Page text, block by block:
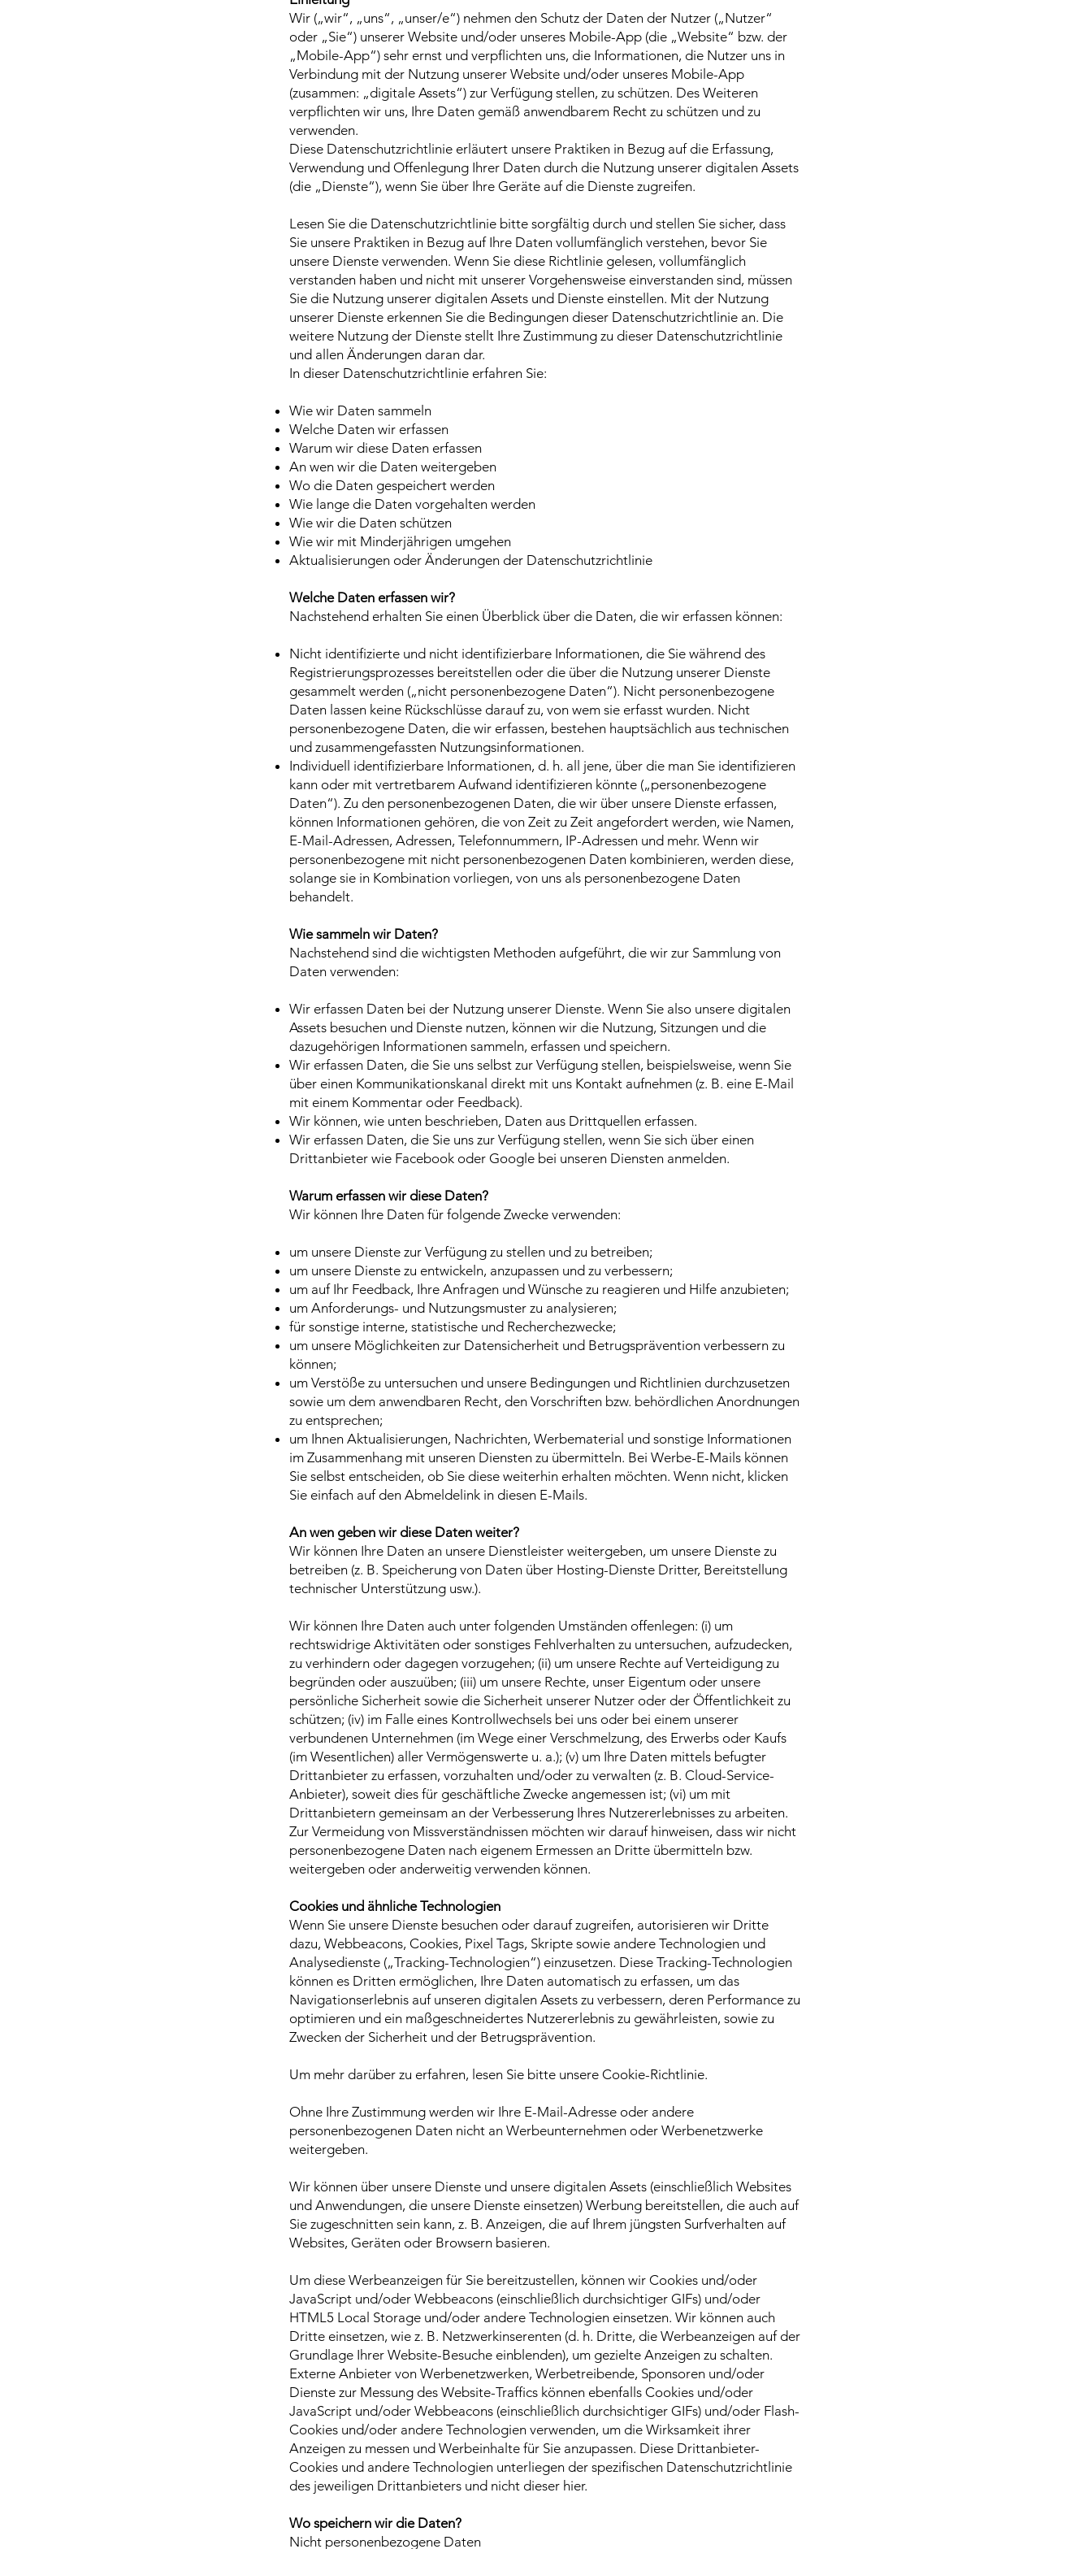
Wir („wir“, „uns“, „unser/e“) nehmen den Schutz der Daten der Nutzer („Nutzer“
oder „Sie“) unserer Website und/oder unseres Mobile-App (die „Website“ bzw. der
„Mobile-App“) sehr ernst und verpflichten uns, die Informationen, die Nutzer uns in
Verbindung mit der Nutzung unserer Website und/oder unseres Mobile-App
(zusammen: „digitale Assets“) zur Verfügung stellen, zu schützen. Des Weiteren
verpflichten wir uns, Ihre Daten gemäß anwendbarem Recht zu schützen und zu
verwenden.
Diese Datenschutzrichtlinie erläutert unsere Praktiken in Bezug auf die Erfassung,
Verwendung und Offenlegung Ihrer Daten durch die Nutzung unserer digitalen Assets
(die „Dienste“), wenn Sie über Ihre Geräte auf die Dienste zugreifen.
Lesen Sie die Datenschutzrichtlinie bitte sorgfältig durch und stellen Sie sicher, dass
Sie unsere Praktiken in Bezug auf Ihre Daten vollumfänglich verstehen, bevor Sie
unsere Dienste verwenden. Wenn Sie diese Richtlinie gelesen, vollumfänglich
verstanden haben und nicht mit unserer Vorgehensweise einverstanden sind, müssen
Sie die Nutzung unserer digitalen Assets und Dienste einstellen. Mit der Nutzung
unserer Dienste erkennen Sie die Bedingungen dieser Datenschutzrichtlinie an. Die
weitere Nutzung der Dienste stellt Ihre Zustimmung zu dieser Datenschutzrichtlinie
und allen Änderungen daran dar.
In dieser Datenschutzrichtlinie erfahren Sie:
Wie wir Daten sammeln
Welche Daten wir erfassen
Warum wir diese Daten erfassen
An wen wir die Daten weitergeben
Wo die Daten gespeichert werden
Wie lange die Daten vorgehalten werden
Wie wir die Daten schützen
Wie wir mit Minderjährigen umgehen
Aktualisierungen oder Änderungen der Datenschutzrichtlinie
Welche Daten erfassen wir?
Nachstehend erhalten Sie einen Überblick über die Daten, die wir erfassen können:
Nicht identifizierte und nicht identifizierbare Informationen, die Sie während des
Registrierungsprozesses bereitstellen oder die über die Nutzung unserer Dienste
gesammelt werden („nicht personenbezogene Daten“). Nicht personenbezogene
Daten lassen keine Rückschlüsse darauf zu, von wem sie erfasst wurden. Nicht
personenbezogene Daten, die wir erfassen, bestehen hauptsächlich aus technischen
und zusammengefassten Nutzungsinformationen.
Individuell identifizierbare Informationen, d. h. all jene, über die man Sie identifizieren
kann oder mit vertretbarem Aufwand identifizieren könnte („personenbezogene
Daten“). Zu den personenbezogenen Daten, die wir über unsere Dienste erfassen,
können Informationen gehören, die von Zeit zu Zeit angefordert werden, wie Namen,
E-Mail-Adressen, Adressen, Telefonnummern, IP-Adressen und mehr. Wenn wir
personenbezogene mit nicht personenbezogenen Daten kombinieren, werden diese,
solange sie in Kombination vorliegen, von uns als personenbezogene Daten
behandelt.
Wie sammeln wir Daten?
Nachstehend sind die wichtigsten Methoden aufgeführt, die wir zur Sammlung von
Daten verwenden:
Wir erfassen Daten bei der Nutzung unserer Dienste. Wenn Sie also unsere digitalen
Assets besuchen und Dienste nutzen, können wir die Nutzung, Sitzungen und die
dazugehörigen Informationen sammeln, erfassen und speichern.
Wir erfassen Daten, die Sie uns selbst zur Verfügung stellen, beispielsweise, wenn Sie
über einen Kommunikationskanal direkt mit uns Kontakt aufnehmen (z. B. eine E-Mail
mit einem Kommentar oder Feedback).
Wir können, wie unten beschrieben, Daten aus Drittquellen erfassen.
Wir erfassen Daten, die Sie uns zur Verfügung stellen, wenn Sie sich über einen
Drittanbieter wie Facebook oder Google bei unseren Diensten anmelden.
Warum erfassen wir diese Daten?
Wir können Ihre Daten für folgende Zwecke verwenden:
um unsere Dienste zur Verfügung zu stellen und zu betreiben;
um unsere Dienste zu entwickeln, anzupassen und zu verbessern;
um auf Ihr Feedback, Ihre Anfragen und Wünsche zu reagieren und Hilfe anzubieten;
um Anforderungs- und Nutzungsmuster zu analysieren;
für sonstige interne, statistische und Recherchezwecke;
um unsere Möglichkeiten zur Datensicherheit und Betrugsprävention verbessern zu
können;
um Verstöße zu untersuchen und unsere Bedingungen und Richtlinien durchzusetzen
sowie um dem anwendbaren Recht, den Vorschriften bzw. behördlichen Anordnungen
zu entsprechen;
um Ihnen Aktualisierungen, Nachrichten, Werbematerial und sonstige Informationen
im Zusammenhang mit unseren Diensten zu übermitteln. Bei Werbe-E-Mails können
Sie selbst entscheiden, ob Sie diese weiterhin erhalten möchten. Wenn nicht, klicken
Sie einfach auf den Abmeldelink in diesen E-Mails.
An wen geben wir diese Daten weiter?
Wir können Ihre Daten an unsere Dienstleister weitergeben, um unsere Dienste zu
betreiben (z. B. Speicherung von Daten über Hosting-Dienste Dritter, Bereitstellung
technischer Unterstützung usw.).
Wir können Ihre Daten auch unter folgenden Umständen offenlegen: (i) um
rechtswidrige Aktivitäten oder sonstiges Fehlverhalten zu untersuchen, aufzudecken,
zu verhindern oder dagegen vorzugehen; (ii) um unsere Rechte auf Verteidigung zu
begründen oder auszuüben; (iii) um unsere Rechte, unser Eigentum oder unsere
persönliche Sicherheit sowie die Sicherheit unserer Nutzer oder der Öffentlichkeit zu
schützen; (iv) im Falle eines Kontrollwechsels bei uns oder bei einem unserer
verbundenen Unternehmen (im Wege einer Verschmelzung, des Erwerbs oder Kaufs
(im Wesentlichen) aller Vermögenswerte u. a.); (v) um Ihre Daten mittels befugter
Drittanbieter zu erfassen, vorzuhalten und/oder zu verwalten (z. B. Cloud-Service-
Anbieter), soweit dies für geschäftliche Zwecke angemessen ist; (vi) um mit
Drittanbietern gemeinsam an der Verbesserung Ihres Nutzererlebnisses zu arbeiten.
Zur Vermeidung von Missverständnissen möchten wir darauf hinweisen, dass wir nicht
personenbezogene Daten nach eigenem Ermessen an Dritte übermitteln bzw.
weitergeben oder anderweitig verwenden können.
Cookies und ähnliche Technologien
Wenn Sie unsere Dienste besuchen oder darauf zugreifen, autorisieren wir Dritte
dazu, Webbeacons, Cookies, Pixel Tags, Skripte sowie andere Technologien und
Analysedienste („Tracking-Technologien“) einzusetzen. Diese Tracking-Technologien
können es Dritten ermöglichen, Ihre Daten automatisch zu erfassen, um das
Navigationserlebnis auf unseren digitalen Assets zu verbessern, deren Performance zu
optimieren und ein maßgeschneidertes Nutzererlebnis zu gewährleisten, sowie zu
Zwecken der Sicherheit und der Betrugsprävention.
Um mehr darüber zu erfahren, lesen Sie bitte unsere Cookie-Richtlinie.
Ohne Ihre Zustimmung werden wir Ihre E-Mail-Adresse oder andere
personenbezogenen Daten nicht an Werbeunternehmen oder Werbenetzwerke
weitergeben.
Wir können über unsere Dienste und unsere digitalen Assets (einschließlich Websites
und Anwendungen, die unsere Dienste einsetzen) Werbung bereitstellen, die auch auf
Sie zugeschnitten sein kann, z. B. Anzeigen, die auf Ihrem jüngsten Surfverhalten auf
Websites, Geräten oder Browsern basieren.
Um diese Werbeanzeigen für Sie bereitzustellen, können wir Cookies und/oder
JavaScript und/oder Webbeacons (einschließlich durchsichtiger GIFs) und/oder
HTML5 Local Storage und/oder andere Technologien einsetzen. Wir können auch
Dritte einsetzen, wie z. B. Netzwerkinserenten (d. h. Dritte, die Werbeanzeigen auf der
Grundlage Ihrer Website-Besuche einblenden), um gezielte Anzeigen zu schalten.
Externe Anbieter von Werbenetzwerken, Werbetreibende, Sponsoren und/oder
Dienste zur Messung des Website-Traffics können ebenfalls Cookies und/oder
JavaScript und/oder Webbeacons (einschließlich durchsichtiger GIFs) und/oder Flash-
Cookies und/oder andere Technologien verwenden, um die Wirksamkeit ihrer
Anzeigen zu messen und Werbeinhalte für Sie anzupassen. Diese Drittanbieter-
Cookies und andere Technologien unterliegen der spezifischen Datenschutzrichtlinie
des jeweiligen Drittanbieters und nicht dieser hier.
Wo speichern wir die Daten?
Nicht personenbezogene Daten